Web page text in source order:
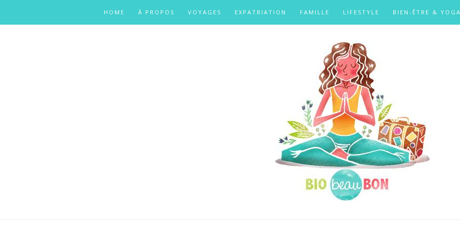
HOME À PROPOS VOYAGES EXPATRIATION FAMILLE LIFESTYLE BIEN-ÊTRE & YOGA